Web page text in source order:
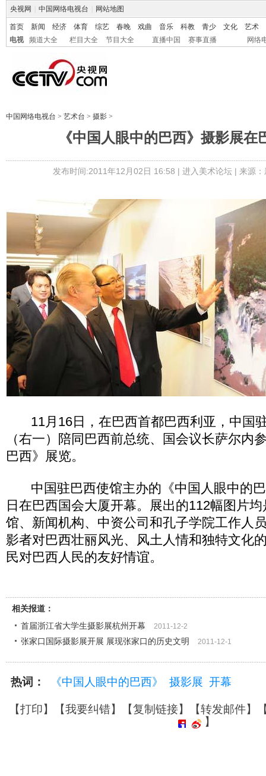
央视网 中国网络电视台 网站地图
首页 新闻 经济 体育 综艺 春晚 戏曲 音乐 科教 青少 文化
艺术
电视
频道大全 栏目大全 节目大全 直播中国 赛事直播 网络
中国网络电视台 > 艺术台 > 摄影 >
《中国人眼中的巴西》摄影展在
发布时间:2011年12月02日 16:58 | 进入美术论坛| 来源
11月16日，在巴西首都巴西利亚，中国
（右一）陪同巴西前总统、国会议长萨尔内
巴西》展览。
中国驻巴西使馆主办的《中国人眼中的巴
日在巴西国会大厦开幕。展出的112幅图片
馆、新闻机构、中资公司和孔子学院工作人
影者对巴西壮丽风光、风土人情和独特文化
民对巴西人民的友好情谊。
相关报道：
首届浙江省大学生摄影展杭州开幕
2011-12-2
张家口国际摄影展开展 展现张家口的历史文明 2011-12-1
热词： 《中国人眼中的巴西》 摄影展 开幕
【打印】【我要纠错】【复制链接】【转发邮件】
】